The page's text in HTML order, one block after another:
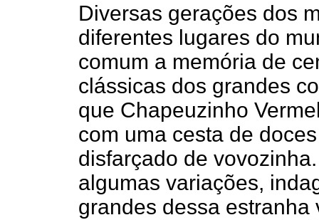
Diversas gerações dos
diferentes lugares do
comum a memória de
clássicas dos grandes
que Chapeuzinho
com uma cesta de
disfarçado de
algumas variações,
grandes dessa